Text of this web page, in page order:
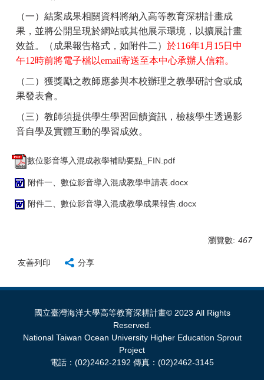
（一）結案成果相關資料將納入高等教育深耕計畫成
果，並將公開呈現於網站或其他展示環境，以擴展計畫
效益。（成果報告格式，如附件二） 於116年1 月 15日中
午12時前將電子檔以email寄送至本中心承辦人信箱。
（二）獲獎勵之教師應參與本校辦理之教學研討會或成
果發表會。
（三）教師須提供學生學習回饋資訊，檢核學生透過影
音自學及實體互動的學習成效。
數位影音導入混成教學補助要點_FIN.pdf
附件一、數位影音導入混成教學申請表.docx
附件二、數位影音導入混成教學成果報告.docx
瀏覽數: 467
友善列印 分享
國立臺灣海洋大學高等教育深耕計畫© 2023 All Rights
Reserved.
National Taiwan Ocean University Higher Education Sprout
Project
電話：(02)2462-2192 傳真：(02)2462-3145